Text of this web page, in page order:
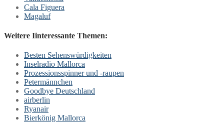
Cala Figuera
Magaluf
Weitere Iinteressante Themen:
Besten Sehenswürdigkeiten
Inselradio Mallorca
Prozessionsspinner und -raupen
Petermännchen
Goodbye Deutschland
airberlin
Ryanair
Bierkönig Mallorca